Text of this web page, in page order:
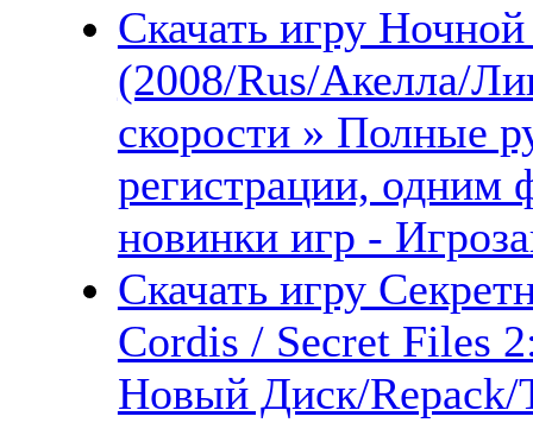
Скачать игру
(2008/Rus/Акелла/
скорости » Полные
регистрации, одним
новинки игр -
Скачать игру
Cordis / Secret Files
Новый Диск/Repack/